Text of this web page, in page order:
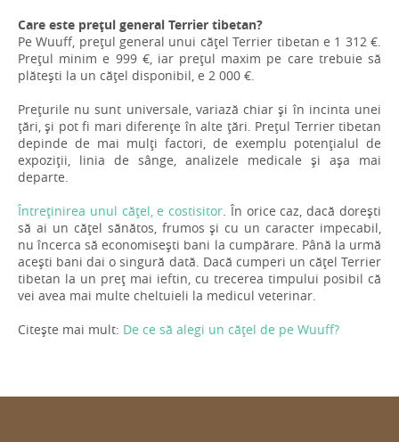
Care este prețul general Terrier tibetan?
Pe Wuuff, prețul general unui cățel Terrier tibetan e 1 312 €.
Prețul minim e 999 €, iar prețul maxim pe care trebuie să
plătești la un cățel disponibil, e 2 000 €.
Prețurile nu sunt universale, variază chiar și în incinta unei
țări, și pot fi mari diferențe în alte țări. Prețul Terrier tibetan
depinde de mai mulți factori, de exemplu potențialul de
expoziții, linia de sânge, analizele medicale și așa mai
departe.
Întreținirea unul cățel, e costisitor . În orice caz, dacă dorești
să ai un cățel sănătos, frumos și cu un caracter impecabil,
nu încerca să economisești bani la cumpărare. Până la urmă
acești bani dai o singură dată. Dacă cumperi un cățel Terrier
tibetan la un preț mai ieftin, cu trecerea timpului posibil că
vei avea mai multe cheltuieli la medicul veterinar.
Citește mai mult: De ce să alegi un cățel de pe Wuuff?